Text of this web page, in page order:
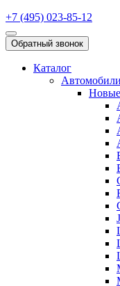
+7 (495) 023-85-12
Обратный звонок
Каталог
Новые